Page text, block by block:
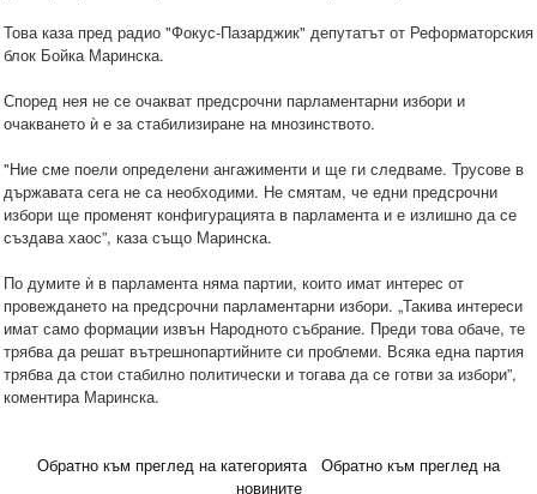
Това каза пред радио "Фокус-Пазарджик" депутатът от Реформаторския
блок Бойка Маринска.
Според нея не се очакват предсрочни парламентарни избори и
очакването ѝ е за стабилизиране на мнозинството.
"Ние сме поели определени ангажименти и ще ги следваме. Трусове в
държавата сега не са необходими. Не смятам, че едни предсрочни
избори ще променят конфигурацията в парламента и е излишно да се
създава хаос”, каза също Маринска.
По думите ѝ в парламента няма партии, които имат интерес от
провеждането на предсрочни парламентарни избори. „Такива интереси
имат само формации извън Народното събрание. Преди това обаче, те
трябва да решат вътрешнопартийните си проблеми. Всяка една партия
трябва да стои стабилно политически и тогава да се готви за избори”,
коментира Маринска.
Обратно към преглед на категорията
Обратно към преглед на
новините